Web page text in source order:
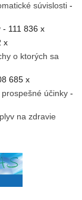
súvislosti -
- 111 836 x
x
o ktorých sa
685 x
účinky -
na zdravie